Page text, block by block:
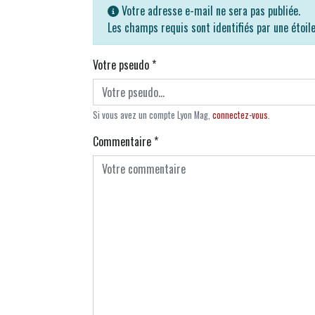
Votre adresse e-mail ne sera pas publiée.
Les champs requis sont identifiés par une
Votre pseudo*
Si vous avez un compte Lyon Mag, connectez-vous.
Commentaire*